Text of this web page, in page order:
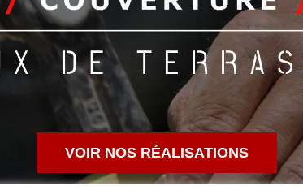
VOIR NOS RÉALISATIONS